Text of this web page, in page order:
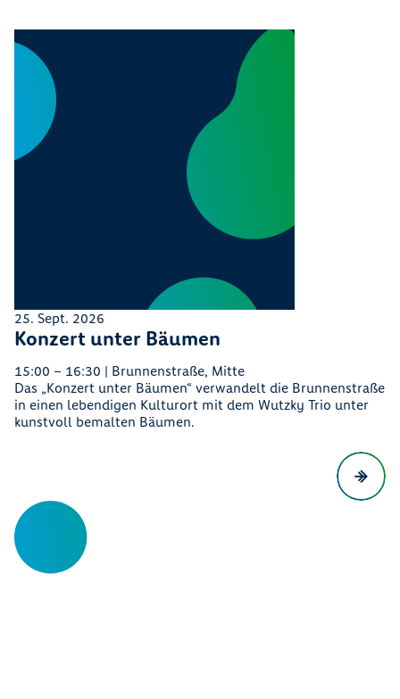
25. Sept. 2026
Konzert unter Bäumen
15:00 – 16:30 | Brunnenstraße, Mitte
Das „Konzert unter Bäumen“ verwandelt die Brunnenstraße
in einen lebendigen Kulturort mit dem Wutzky Trio unter
kunstvoll bemalten Bäumen.